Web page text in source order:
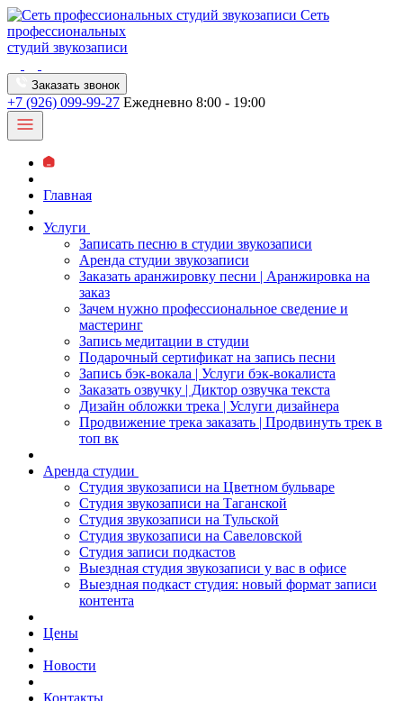
Сеть
профессиональных
студий звукозаписи
Заказать звонок
+7 (926) 099-99-27 Ежедневно 8:00 - 19:00
Главная
Услуги
Записать песню в студии звукозаписи
Аренда студии звукозаписи
Заказать аранжировку песни | Аранжировка на
заказ
Зачем нужно профессиональное сведение и
мастеринг
Запись медитации в студии
Подарочный сертификат на запись песни
Запись бэк-вокала | Услуги бэк-вокалиста
Заказать озвучку | Диктор озвучка текста
Дизайн обложки трека | Услуги дизайнера
Продвижение трека заказать | Продвинуть трек в
топ вк
Аренда студии
Студия звукозаписи на Цветном бульваре
Студия звукозаписи на Таганской
Студия звукозаписи на Тульской
Студия звукозаписи на Савеловской
Студия записи подкастов
Выездная студия звукозаписи у вас в офисе
Выездная подкаст студия: новый формат записи
контента
Цены
Новости
Контакты